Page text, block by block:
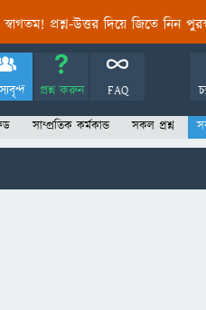
প্রশ্ন-উত্তর দিয়ে জিতে নিন
প্রশ্ন করুন FAQ
সাম্প্রতিক কর্মকান্ড সকল প্রশ্ন